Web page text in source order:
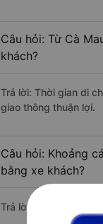
Câu hỏi: Từ Cà
khách?
Trả lời: Thời gian di
giao thông thuận lợi.
Câu hỏi: Khoảng
bằng xe khách?
Trả lời: Đoạn đường